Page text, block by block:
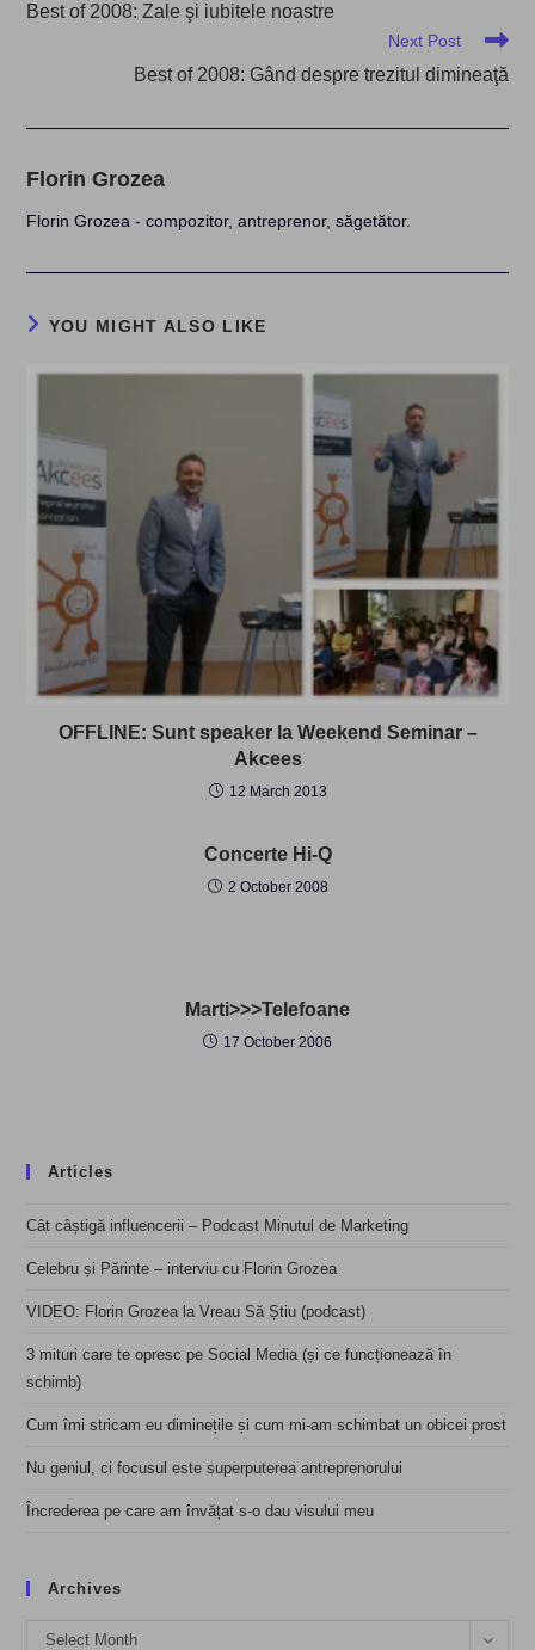
articles
Best of 2008: Zale şi iubitele noastre
Next Post
Best of 2008: Gând despre trezitul dimineaţă
Florin Grozea
Florin Grozea - compozitor, antreprenor, săgetător.
YOU MIGHT ALSO LIKE
OFFLINE: Sunt speaker la Weekend Seminar –
Akcees
12 March 2013
Concerte Hi-Q
2 October 2008
Marti>>>Telefoane
17 October 2006
Articles
Cât câștigă influencerii – Podcast Minutul de Marketing
Celebru și Părinte – interviu cu Florin Grozea
VIDEO: Florin Grozea la Vreau Să Știu (podcast)
3 mituri care te opresc pe Social Media (și ce funcționează în
schimb)
Cum îmi stricam eu diminețile și cum mi-am schimbat un obicei prost
Nu geniul, ci focusul este superputerea antreprenorului
Încrederea pe care am învățat s-o dau visului meu
Archives
Archives
Select Month